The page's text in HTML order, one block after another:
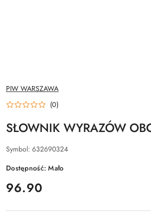
NAZWA
PRODUCENTA:
PIW WARSZAWA
(0)
SŁOWNIK WYRAZÓW
Symbol: 632690324
Dostępność:Mało
cena:
96.90